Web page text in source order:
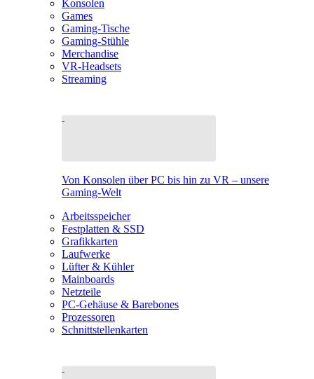
Konsolen
Games
Gaming-Tische
Gaming-Stühle
Merchandise
VR-Headsets
Streaming
Von Konsolen über PC bis hin zu VR – unsere
Gaming-Welt
Arbeitsspeicher
Festplatten & SSD
Grafikkarten
Laufwerke
Lüfter & Kühler
Mainboards
Netzteile
PC-Gehäuse & Barebones
Prozessoren
Schnittstellenkarten